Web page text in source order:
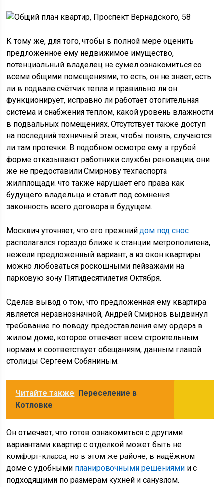
К тому же, для того, чтобы в полной мере оценить
предложенное ему недвижимое имущество,
потенциальный владелец не сумел ознакомиться со
всеми общими помещениями, то есть, он не знает, есть
ли в подвале счётчик тепла и правильно ли он
функционирует, исправно ли работает отопительная
система и снабжения теплом, какой уровень влажности
в подвальных помещениях. Отсутствует также доступ
на последний техничный этаж, чтобы понять, случаются
ли там протечки. В подобном осмотре ему в грубой
форме отказывают работники службы реновации, они
же не предоставили Смирнову техпаспорта
жилплощади, что также нарушает его права как
будущего владельца и ставит под сомнения
законность всего договора в будущем.
Москвич уточняет, что его прежнийдом под снос
располагался гораздо ближе к станции метрополитена,
нежели предложенный вариант, а из окон квартиры
можно любоваться роскошными пейзажами на
парковую зону Пятидесятилетия Октября.
Сделав вывод о том, что предложенная ему квартира
является неравнозначной, Андрей Смирнов выдвинул
требование по поводу предоставления ему ордера в
жилом доме, которое отвечает всем строительным
нормам и соответствует обещаниям, данным главой
столицы Сергеем Собяниным.
Читайте также Переселение в
Котловке
Он отмечает, что готов ознакомиться с другими
вариантами квартир с отделкой может быть не
комфорт-класса, но в этом же районе, в надёжном
доме с удобными планировочными решениями и с
подходящими по размерам кухней и санузлом.